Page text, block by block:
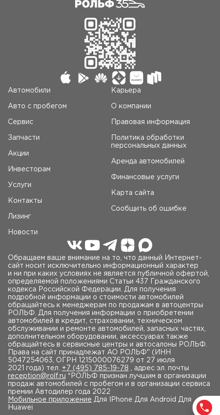
Автомобили
Авто c пробегом
Сервис
Запчасти
Акции
Инвесторам
Услуги
Контакты
Лизинг
Новости
Карьера
О компании
Правовая информация
Политика обработки
персональных данных
Аренда автомобилей
Финансовые услуги
Карта сайта
Сообщить об ошибке
Обращаем ваше внимание на то, что данный Интернет-
сайт носит исключительно информационный характер
и ни при каких условиях не является публичной офертой,
определяемой положениями Статьи 437 Гражданского
кодекса Российской Федерации. Для получения
подробной информации о стоимости автомобилей
обращайтесь к менеджерам по продажам в автоцентры
РОЛЬФ. Для получения информации о приобретении
автомобилей в кредит, страховании, техническом
обслуживании и ремонте автомобилей, запасных частях,
дополнительном оборудовании, аксессуарах также
обращайтесь в сервисные центры и автосалоны РОЛЬФ.
Права на сайт принадлежат AO РОЛЬФ" (ИНН
5047254063, ОГРН 1215000076279 от 27 июля
2021 года) тел. +7 (495) 785-19-78 , адрес эл. почты
reception@rolf.ru *РОЛЬФ признан лучшим в организации
продаж автомобилей с пробегом и в организации сервиса
премии Автодилер года 2022
Мобильное приложение Для IPhone Для Android Для
Huawei